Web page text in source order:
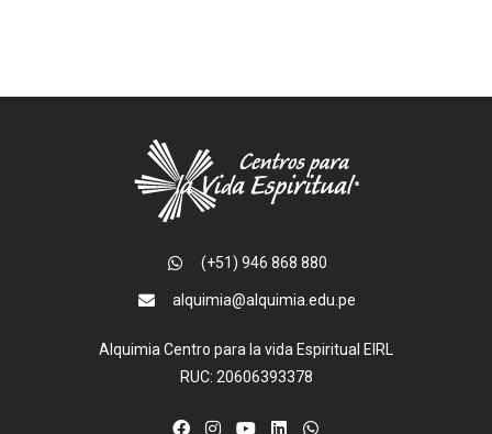
(+51) 946 868 880
alquimia@alquimia.edu.pe
Alquimia Centro para la vida Espiritual EIRL
RUC: 20606393378